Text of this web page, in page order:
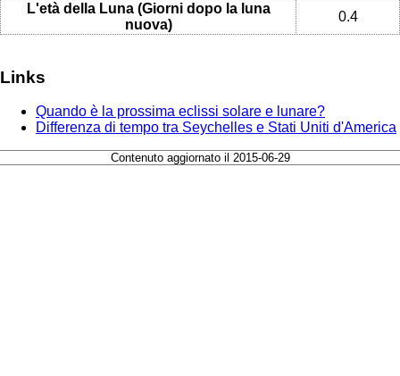
L'età della Luna (Giorni dopo la luna
nuova)
0.4
Links
Quando è la prossima eclissi solare e lunare?
Differenza di tempo tra Seychelles e Stati Uniti d'America
Contenuto aggiornato il 2015-06-29